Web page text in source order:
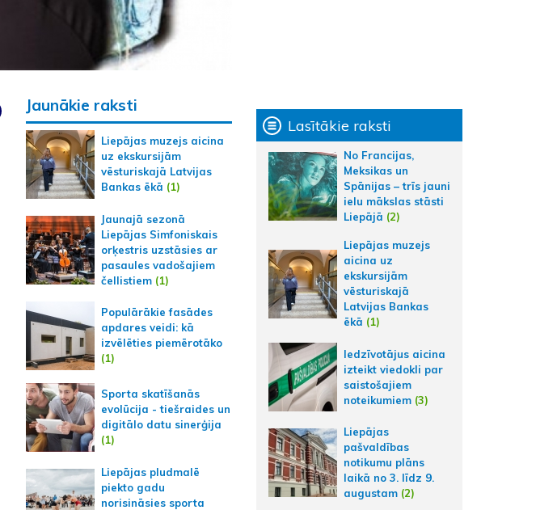
Jaunākie raksti
Liepājas muzejs aicina
uz ekskursijām
vēsturiskajā Latvijas
Bankas ēkā (1)
Jaunajā sezonā
Liepājas Simfoniskais
orķestris uzstāsies ar
pasaules vadošajiem
čellistiem(1)
Populārākie fasādes
apdares veidi: kā
izvēlēties piemērotāko
(1)
Sporta skatīšanās
evolūcija - tiešraides un
digitālo datu sinerģija
(1)
Liepājas pludmalē
piekto gadu
norisināsies sporta
Lasītākie raksti
No Francijas,
Meksikas un
Spānijas – trīs jauni
ielu mākslas stāsti
Liepājā (2)
Liepājas muzejs
aicina uz
ekskursijām
vēsturiskajā
Latvijas Bankas
ēkā (1)
Iedzīvotājus aicina
izteikt viedokli par
saistošajiem
noteikumiem (3)
Liepājas
pašvaldības
notikumu plāns
laikā no 3. līdz 9.
augustam (2)